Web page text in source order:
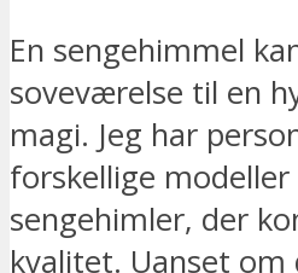
En sengehimmel
soveværelse til en
magi. Jeg har
forskellige
sengehimler, der
kvalitet. Uanset